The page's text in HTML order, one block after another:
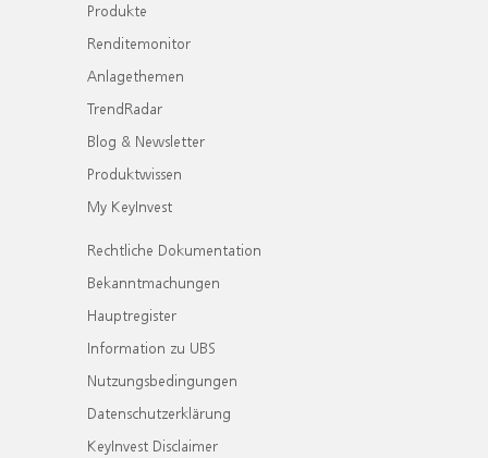
Produkte
Renditemonitor
Anlagethemen
TrendRadar
Blog & Newsletter
Produktwissen
My KeyInvest
Rechtliche Dokumentation
Bekanntmachungen
Hauptregister
Information zu UBS
Nutzungsbedingungen
Datenschutzerklärung
KeyInvest Disclaimer